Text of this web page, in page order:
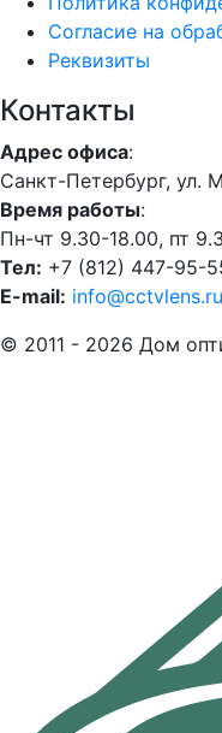
Согласие на
Реквизиты
Контакты
Адрес офиса:
Санкт-Петербург, ул.
Время работы:
Пн-чт 9.30-18.00, пт
Тел: +7 (812) 447-95-
E-mail: info@cctvlens.ru
© 2011 - 2026 Дом